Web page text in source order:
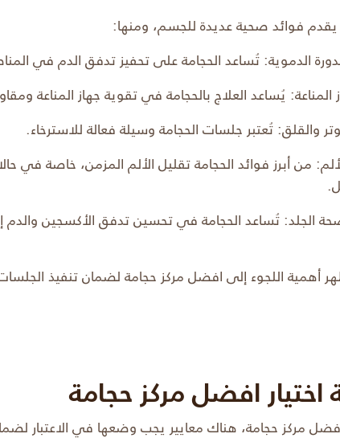
يقدم فوائد صحية عديدة للجسم، ومنها:
الدموية: تُساعد الحجامة على تحفيز تدفق الدم في
المناعة: يُساعد العلاج بالحجامة في تقوية جهاز المناعة
والقلق: تُعتبر جلسات الحجامة وسيلة فعالة للاسترخاء.
من أبرز فوائد الحجامة تقليل الألم المزمن، خاصة في
الجلد: تُساعد الحجامة في تحسين تدفق الأكسجين والدم
أهمية اللجوء إلى افضل مركز حجامة لضمان تنفيذ
اختيار افضل مركز حجامة
مركز حجامة، هناك معايير يجب وضعها في الاعتبار